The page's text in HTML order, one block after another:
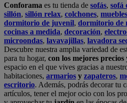
Conforama es tu tienda de sofás, sofá
sillón, sillón relax, colchones,
dormitorio de juvenil, dormitorio de
cocinas a medida, decoración,
microondas, lavavajillas, lavadora
Descubre nuestra amplia variedad de
para tu hogar, con los mejores
espacio en el que vives gracias a
habitaciones, armarios y zapateros,
escritorio. Además, podrás decorar tu
artículos, tener el mejor ocio con los